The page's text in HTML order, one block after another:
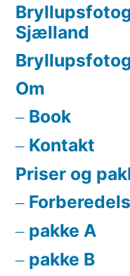
Sjælland
Om
Book
Kontakt
Priser og
pakke A
pakke B